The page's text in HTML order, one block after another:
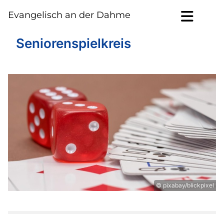
Evangelisch an der Dahme
Seniorenspielkreis
© pixabay/blickpixel